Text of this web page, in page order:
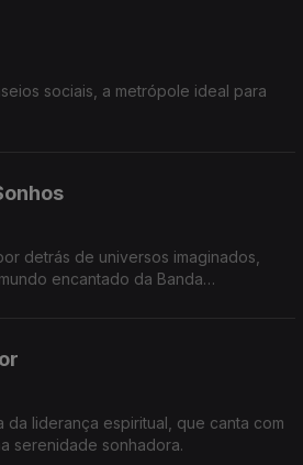
sociais, a metrópole ideal para
detrás de universos imaginados,
encantado da Banda
da liderança espiritual, que canta com
serenidade sonhadora.